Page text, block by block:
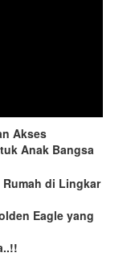
Akses
Anak Bangsa
di Lingkar
Eagle yang